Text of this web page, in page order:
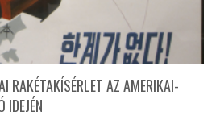
RAKÉTAKÍSÉRLET AZ AMERIKAI-
IDEJÉN